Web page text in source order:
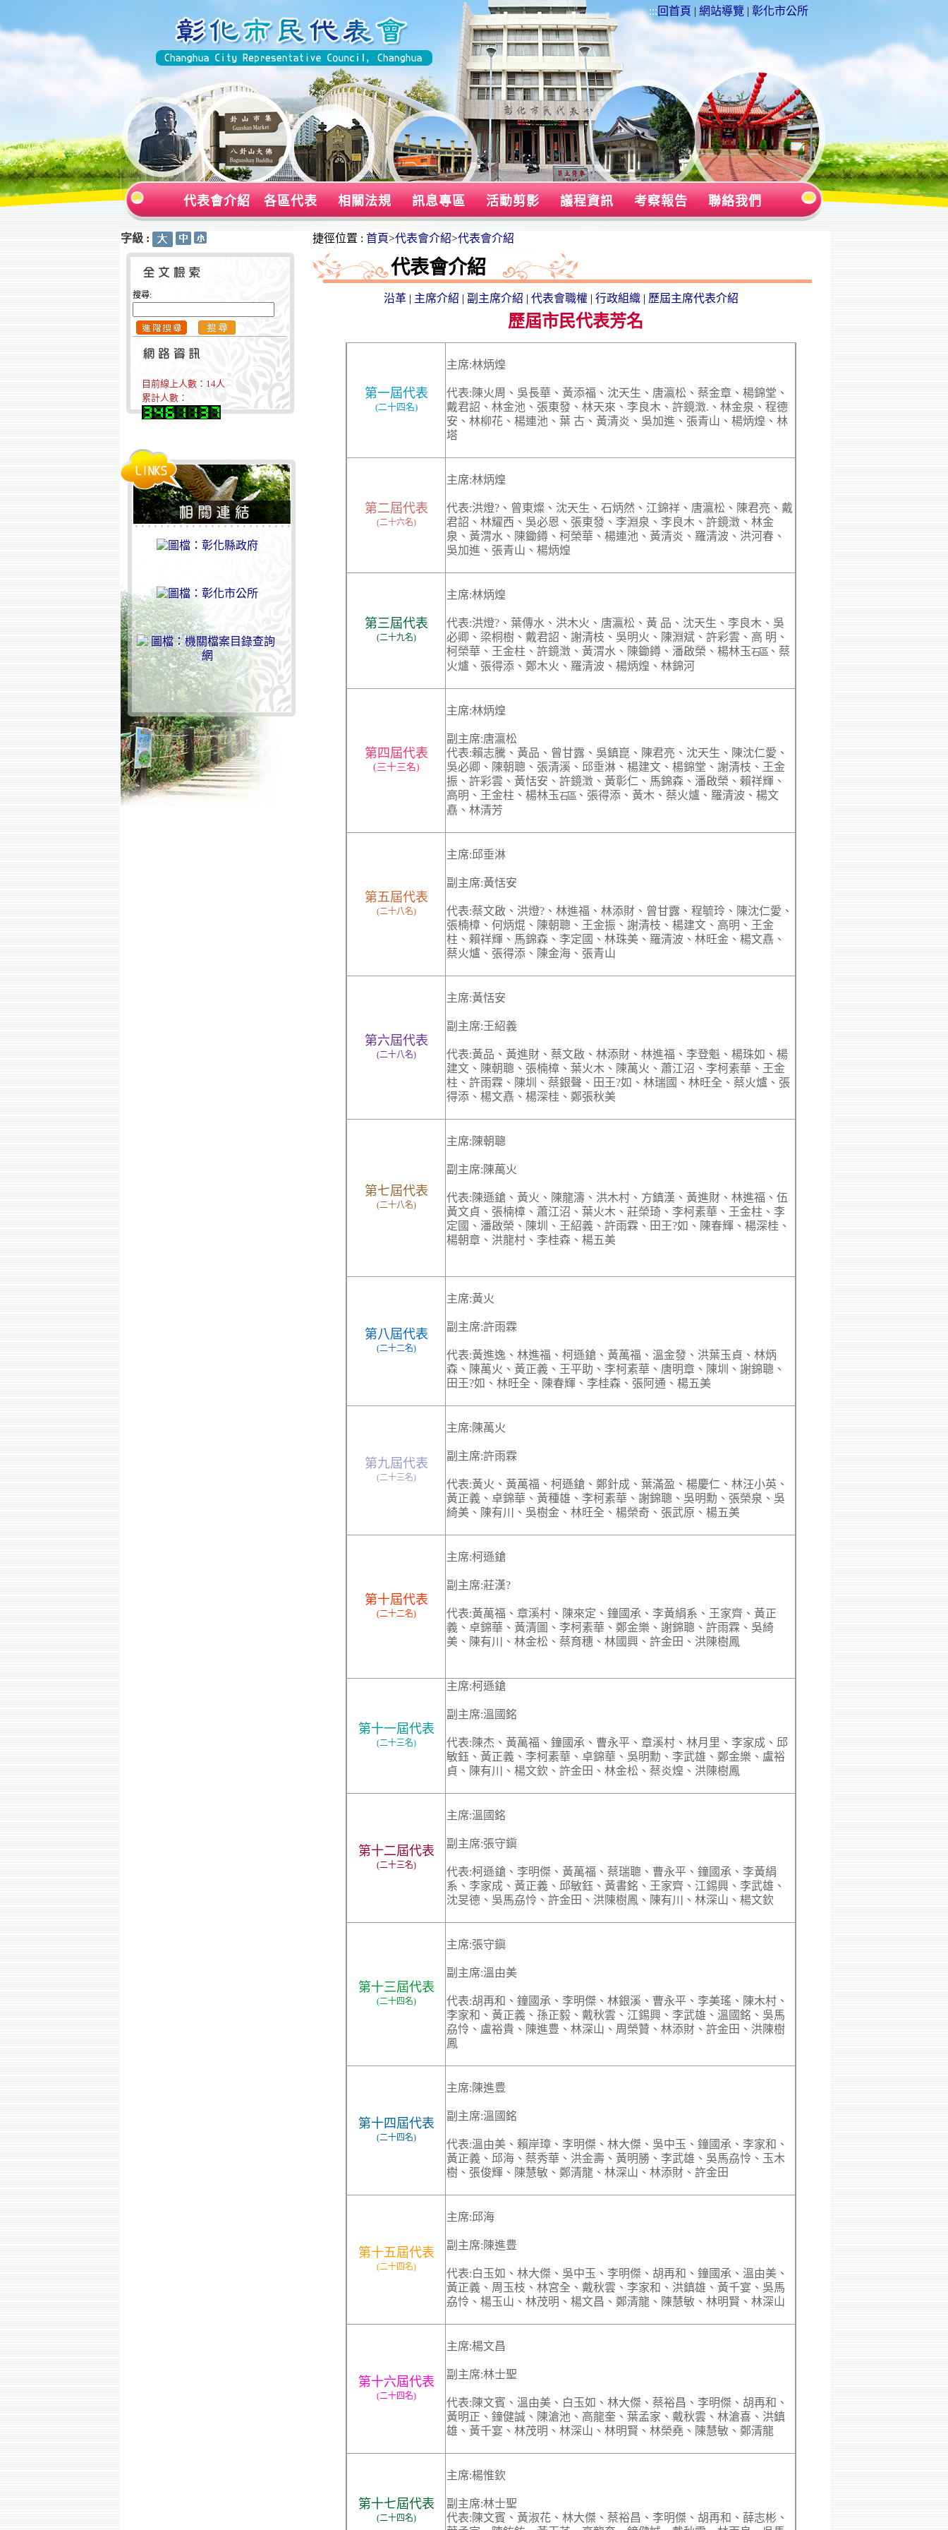
::: 回首頁 | 網站導覽 | 彰化市公所
代表會介紹 各區代表 相關法規 訊息專區 活動剪影 議程資訊 考察報告 聯絡我們
字級 :
搜尋:
目前線上人數： 14人
累計人數：
捷徑位置 : 首頁>代表會介紹>代表會介紹
代表會介紹
沿革 | 主席介紹 | 副主席介紹 | 代表會職權 | 行政組織 | 歷屆主席代表介紹
歷屆市民代表芳名
第一屆代表
(二十四名)
主席:林炳煌
代表:陳火周、吳長華、黃添福、沈天生、唐瀛松、蔡金章、楊錦堂、
戴君詔、林金池、張東發、林天來、李良木、許鏡澂.、林金泉、程德
安、林柳花、楊連池、葉 古、黃清炎、吳加進、張青山、楊炳煌、林
塔
第二屆代表
(二十六名)
主席:林炳煌
代表:洪燈?、曾東燦、沈天生、石炳然、江錦祥、唐瀛松、陳君亮、戴
君詔、林耀西、吳必恩、張東發、李淵泉、李良木、許鏡澂、林金
泉、黃渭水、陳鋤鐏、柯榮華、楊連池、黃清炎、羅清波、洪河春、
吳加進、張青山、楊炳煌
第三屆代表
(二十九名)
主席:林炳煌
代表:洪燈?、葉傳水、洪木火、唐瀛松、黃 品、沈天生、李良木、吳
必卿、梁桐樹、戴君詔、謝清枝、吳明火、陳淵斌、許彩雲、高 明、
柯榮華、王金柱、許鏡澂、黃渭水、陳鋤鐏、潘啟榮、楊林玉石區、蔡
火爐、張得添、鄭木火、羅清波、楊炳煌、林錦河
第四屆代表
(三十三名)
主席:林炳煌
副主席:唐瀛松
代表:賴志騰、黃品、曾甘露、吳鎮崑、陳君亮、沈天生、陳沈仁愛、
吳必卿、陳朝聰、張清溪、邱垂淋、楊建文、楊錦堂、謝清枝、王金
振、許彩雲、黃恬安、許鏡澂、黃彰仁、馬錦森、潘啟榮、賴祥輝、
高明、王金柱、楊林玉石區、張得添、黃木、蔡火爐、羅清波、楊文
嚞、林清芳
第五屆代表
(二十八名)
主席:邱垂淋
副主席:黃恬安
代表:蔡文啟、洪燈?、林進福、林添財、曾甘露、程毓玲、陳沈仁愛、
張楠樟、何炳焜、陳朝聰、王金振、謝清枝、楊建文、高明、王金
柱、賴祥輝、馬錦森、李定國、林珠美、羅清波、林旺金、楊文嚞、
蔡火爐、張得添、陳金海、張青山
第六屆代表
(二十八名)
主席:黃恬安
副主席:王紹義
代表:黃品、黃進財、蔡文啟、林添財、林進福、李登魁、楊珠如、楊
建文、陳朝聰、張楠樟、葉火木、陳萬火、蕭江沼、李柯素華、王金
柱、許雨霖、陳圳、蔡銀聲、田王?如、林瑞國、林旺全、蔡火爐、張
得添、楊文嚞、楊深桂、鄭張秋美
第七屆代表
(二十八名)
主席:陳朝聰
副主席:陳萬火
代表:陳遜鎗、黃火、陳龍濤、洪木村、方鎮漢、黃進財、林進福、伍
黃文貞、張楠樟、蕭江沼、葉火木、莊榮琦、李柯素華、王金柱、李
定國、潘啟榮、陳圳、王紹義、許雨霖、田王?如、陳春輝、楊深桂、
楊朝章、洪龍村、李桂森、楊五美
第八屆代表
(二十二名)
主席:黃火
副主席:許雨霖
代表:黃進逸、林進福、柯遜鎗、黃萬福、溫金發、洪葉玉貞、林炳
森、陳萬火、黃正義、王平助、李柯素華、唐明章、陳圳、謝錦聰、
田王?如、林旺全、陳春輝、李桂森、張阿通、楊五美
第九屆代表
(二十三名)
主席:陳萬火
副主席:許雨霖
代表:黃火、黃萬福、柯遜鎗、鄭針成、葉滿盈、楊慶仁、林汪小英、
黃正義、卓錦華、黃種雄、李柯素華、謝錦聰、吳明勳、張榮泉、吳
綺美、陳有川、吳樹金、林旺全、楊榮奇、張武原、楊五美
第十屆代表
(二十二名)
主席:柯遜鎗
副主席:莊漢?
代表:黃萬福、章溪村、陳來定、鐘國承、李黃絹系、王家齊、黃正
義、卓錦華、黃清圖、李柯素華、鄭金樂、謝錦聰、許雨霖、吳綺
美、陳有川、林金松、蔡育穗、林國興、許金田、洪陳樹鳳
第十一屆代表
(二十三名)
主席:柯遜鎗
副主席:溫國銘
代表:陳杰、黃萬福、鐘國承、曹永平、章溪村、林月里、李家成、邱
敏鈺、黃正義、李柯素華、卓錦華、吳明勳、李武雄、鄭金樂、盧裕
貞、陳有川、楊文欽、許金田、林金松、蔡炎煌、洪陳樹鳳
第十二屆代表
(二十三名)
主席:溫國銘
副主席:張守鎭
代表:柯遜鎗、李明傑、黃萬福、蔡瑞聰、曹永平、鐘國承、李黃絹
系、李家成、黃正義、邱敏鈺、黃書銘、王家齊、江錫興、李武雄、
沈旻德、吳馬劦怜、許金田、洪陳樹鳳、陳有川、林深山、楊文欽
第十三屆代表
(二十四名)
主席:張守鎭
副主席:溫由美
代表:胡再和、鐘國承、李明傑、林銀溪、曹永平、李美瑤、陳木村、
李家和、黃正義、孫正毅、戴秋雲、江錫興、李武雄、溫國銘、吳馬
劦怜、盧裕貴、陳進豊、林深山、周榮贊、林添財、許金田、洪陳樹
鳳
第十四屆代表
(二十四名)
主席:陳進豊
副主席:溫國銘
代表:溫由美、賴岸璋、李明傑、林大傑、吳中玉、鐘國承、李家和、
黃正義、邱海、蔡秀華、洪金壽、黃明勝、李武雄、吳馬劦怜、玉木
樹、張俊輝、陳慧敏、鄭清龍、林深山、林添財、許金田
第十五屆代表
(二十四名)
主席:邱海
副主席:陳進豊
代表:白玉如、林大傑、吳中玉、李明傑、胡再和、鐘國承、溫由美、
黃正義、周玉枝、林宮全、戴秋雲、李家和、洪鎮雄、黃千宴、吳馬
劦怜、楊玉山、林茂明、楊文昌、鄭清龍、陳慧敏、林明賢、林深山
第十六屆代表
(二十四名)
主席:楊文昌
副主席:林士聖
代表:陳文賓、溫由美、白玉如、林大傑、蔡裕昌、李明傑、胡再和、
黃明正、鐘健誠、陳滄池、高龍奎、葉孟家、戴秋雲、林滄喜、洪鎮
雄、黃千宴、林茂明、林深山、林明賢、林榮堯、陳慧敏、鄭清龍
第十七屆代表
(二十四名)
主席:楊惟欽
副主席:林士聖
代表:陳文賓、黃淑花、林大傑、蔡裕昌、李明傑、胡再和、薛志彬、